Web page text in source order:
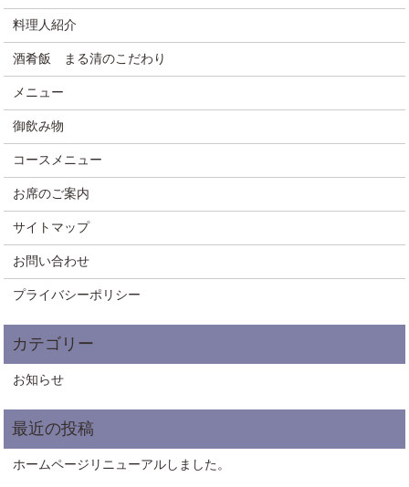
料理人紹介
酒肴飯 まる清のこだわり
メニュー
御飲み物
コースメニュー
お席のご案内
サイトマップ
お問い合わせ
プライバシーポリシー
お知らせ
ホームページリニューアルしました。